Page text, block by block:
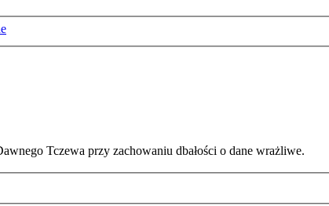
Tczewa przy zachowaniu dbałości o dane wrażliwe.